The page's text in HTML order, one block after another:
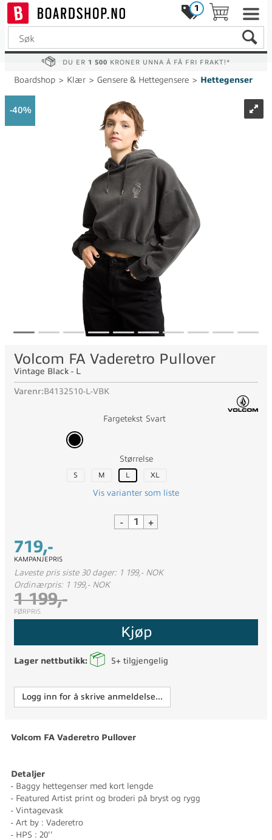
1
DU ER 1 500 KRONER UNNA Å FÅ FRI FRAKT!*
Boardshop>Klær>Gensere & Hettegensere>Hettegenser
40%
Volcom FA Vaderetro Pullover
Vintage Black - L
Logg inn for å skrive anmeldelse...
Varenr: B4132510-L-VBK
719,-
KAMPANJEPRIS
Laveste pris siste 30 dager: 1 199,- NOK
Ordinærpris: 1 199,- NOK
1 199,-
FØRPRIS
Fargetekst Svart
Størrelse
S M L XL
Vis varianter som liste
- +
Kjøp
Lager nettbutikk: 5+ tilgjengelig
Volcom FA Vaderetro Pullover
Detaljer
- Baggy hettegenser med kort lengde
- Featured Artist print og broderi på bryst og rygg
- Vintagevask
- Art by : Vaderetro
- HPS : 20''